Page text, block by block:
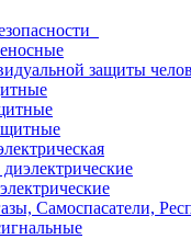
защиты
Самоспасатели,